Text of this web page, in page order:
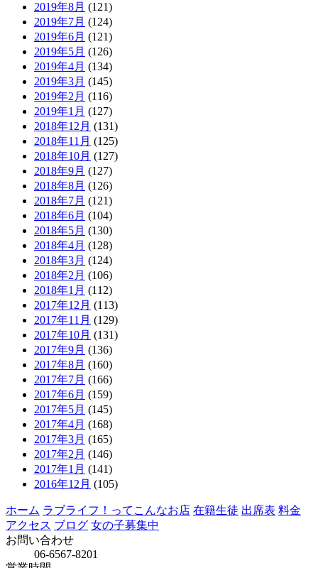
2019年8月 (121)
2019年7月 (124)
2019年6月 (121)
2019年5月 (126)
2019年4月 (134)
2019年3月 (145)
2019年2月 (116)
2019年1月 (127)
2018年12月 (131)
2018年11月 (125)
2018年10月 (127)
2018年9月 (127)
2018年8月 (126)
2018年7月 (121)
2018年6月 (104)
2018年5月 (130)
2018年4月 (128)
2018年3月 (124)
2018年2月 (106)
2018年1月 (112)
2017年12月 (113)
2017年11月 (129)
2017年10月 (131)
2017年9月 (136)
2017年8月 (160)
2017年7月 (166)
2017年6月 (159)
2017年5月 (145)
2017年4月 (168)
2017年3月 (165)
2017年2月 (146)
2017年1月 (141)
2016年12月 (105)
ホーム ラブライフ！ってこんなお店 在籍生徒 出席表 料金
アクセス ブログ 女の子募集中
お問い合わせ
06-6567-8201